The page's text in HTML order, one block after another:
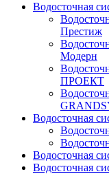
Водосточная
Престиж
Модерн
ПРОЕКТ
Водосточная
Водосточная
Водосточная